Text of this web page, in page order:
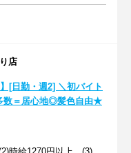
店
[日勤・週2] ＼初バイト
数＝居心地◎髪色自由★